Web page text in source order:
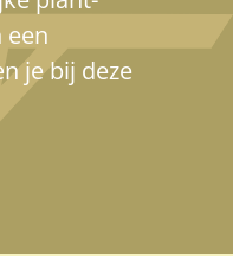
een
je bij deze